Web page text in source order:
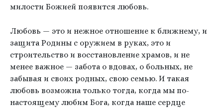
милости Божией появится любовь.
Любовь — это и нежное отношение к ближнему, и
защита Родины с оружием в руках, это и
строительство и восстановление храмов, и не
менее важное — забота о вдовах, о больных, не
забывая и своих родных, свою семью. И такая
любовь возможна только тогда, когда мы по-
настоящему любим Бога, когда наше сердце